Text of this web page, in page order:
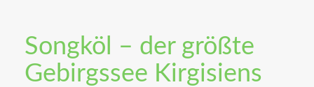
Songköl – der größte
Gebirgssee Kirgisiens